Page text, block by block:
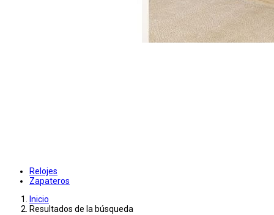
Relojes
Zapateros
Inicio
Resultados de la búsqueda